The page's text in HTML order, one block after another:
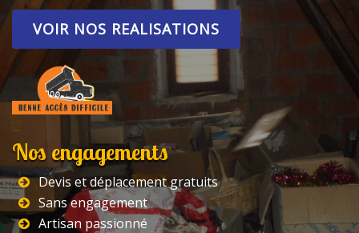
VOIR NOS REALISATIONS
Nos engagements
Devis et déplacement gratuits
Sans engagement
Artisan passionné